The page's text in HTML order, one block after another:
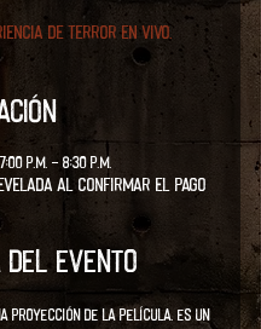
de terror en vivo.
p.m. – 8:30 p.m.
al confirmar el pago
del evento
proyección de la película. Es un